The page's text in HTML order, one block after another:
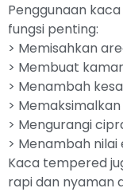
Penggunaan
fungsi penting:
> Memisahkan
> Membuat
> Menambah
>
> Mengurangi
> Menambah
Kaca tempered
rapi dan nyaman